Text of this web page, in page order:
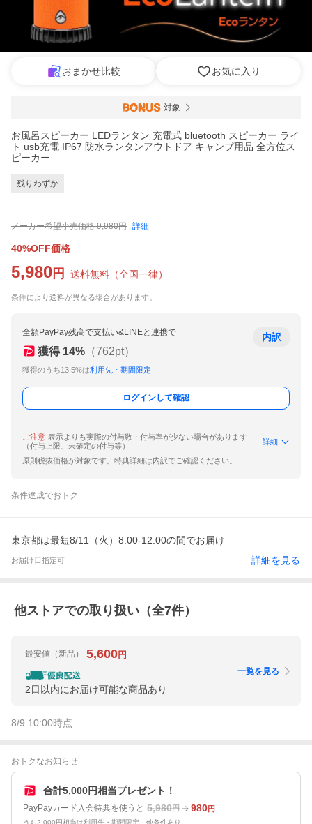
おまかせ比較 お気に入り
対象
お風呂スピーカー LEDランタン 充電式 bluetooth スピーカー ライ
ト usb充電 IP67 防水ランタンアウトドア キャンプ用品 全方位ス
ピーカー
残りわずか
メーカー希望小売価格 9,980円 詳細
40%OFF価格
5,980 円 送料無料 （全国一律）
条件により送料が異なる場合があります。
全額PayPay残高で支払い&LINEと連携で
獲得 14% （762pt）
獲得のうち13.5%は利用先・期間限定
内訳
ログインして確認
ご注意 表示よりも実際の付与数・付与率が少ない場合があります
（付与上限、未確定の付与等）
詳細
原則税抜価格が対象です。特典詳細は内訳でご確認ください。
条件達成でおトク
東京都は最短8/11（火）8:00-12:00の間でお届け
お届け日指定可 詳細を見る
他ストアでの取り扱い（全7件）
最安値 （新品） 5,600円
2日以内にお届け可能な商品あり
一覧を見る
8/9 10:00時点
おトクなお知らせ
合計5,000円相当プレゼント！
PayPayカード入会特典を使うと 5,980円 980円
うち2,000円相当は利用先・期間限定。他条件あり